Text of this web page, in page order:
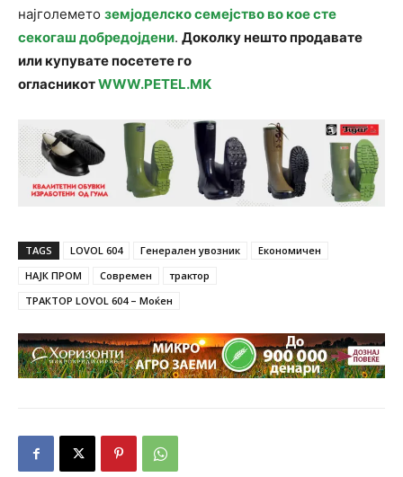
најголемето земјоделско семејство во кое сте
секогаш добредојдени. Доколку нешто продавате
или купувате посетете го
огласникотWWW.PETEL.MK
TAGS LOVOL 604 Генерален увозник
Економичен
НАЈК ПРОМ
Современ
трактор
ТРАКТОР LOVOL 604 – Моќен